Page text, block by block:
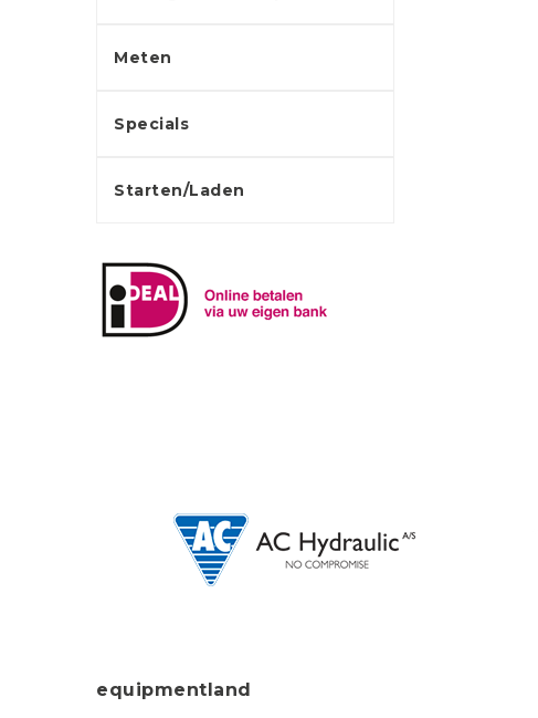
Meten
Specials
Starten/Laden
equipmentland